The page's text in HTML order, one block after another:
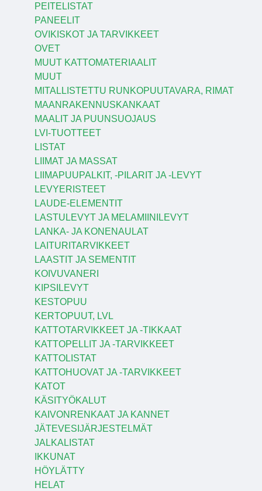
PEITELISTAT
PANEELIT
OVIKISKOT JA TARVIKKEET
OVET
MUUT KATTOMATERIAALIT
MUUT
MITALLISTETTU RUNKOPUUTAVARA, RIMAT
MAANRAKENNUSKANKAAT
MAALIT JA PUUNSUOJAUS
LVI-TUOTTEET
LISTAT
LIIMAT JA MASSAT
LIIMAPUUPALKIT, -PILARIT JA -LEVYT
LEVYERISTEET
LAUDE-ELEMENTIT
LASTULEVYT JA MELAMIINILEVYT
LANKA- JA KONENAULAT
LAITURITARVIKKEET
LAASTIT JA SEMENTIT
KOIVUVANERI
KIPSILEVYT
KESTOPUU
KERTOPUUT, LVL
KATTOTARVIKKEET JA -TIKKAAT
KATTOPELLIT JA -TARVIKKEET
KATTOLISTAT
KATTOHUOVAT JA -TARVIKKEET
KATOT
KÄSITYÖKALUT
KAIVONRENKAAT JA KANNET
JÄTEVESIJÄRJESTELMÄT
JALKALISTAT
IKKUNAT
HÖYLÄTTY
HELAT